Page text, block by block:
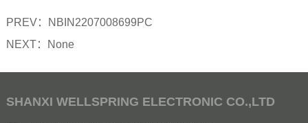
PREV： NBIN2207008699PC
NEXT： None
SHANXI WELLSPRING ELECTRONIC CO.,LTD